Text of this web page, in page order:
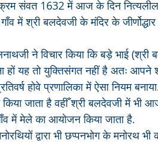
संवत 1632 में आज के दिन
में श्री बलदेवजी के मंदिर के जीर्णोद्धार
ने विचार किया कि बड़े भाई
हों यह तो युक्तिसंगत नहीं है अतः आपने
होवे प्रणालिका में ऐसा नियम
जाता है वहीँ श्री बलदेवजी में भी
में मेले का आयोजन किया जाता है.
द्वारा भी छप्पनभोग के मनोरथ